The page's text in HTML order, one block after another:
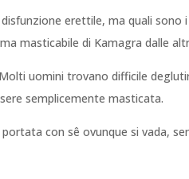
erettile, ma quali
masticabile di Kamagra dalle
uomini trovano difficile
semplicemente masticata.
con sê ovunque si vada,